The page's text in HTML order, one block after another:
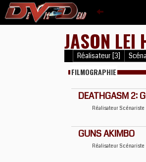
JASON LEI
Réalisateur [3]
FILMOGRAPHIE
DEATHGASM 2:
Réalisateur Scénariste
GUNS AKIMBO
Réalisateur Scénariste